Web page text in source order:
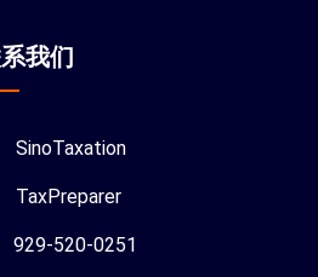
联系我们
SinoTaxation
TaxPreparer
929-520-0251